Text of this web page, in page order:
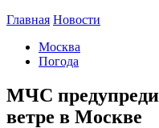
Главная Новости
Москва
Погода
МЧС
ветре в Москве